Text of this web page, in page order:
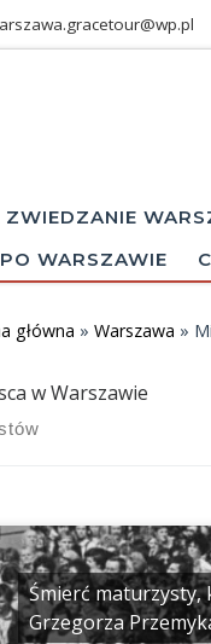
ZWIEDZANIE
WARSZAWIE
główna » Warszawa »
w Warszawie
Śmierć maturzysty,
Grzegorza